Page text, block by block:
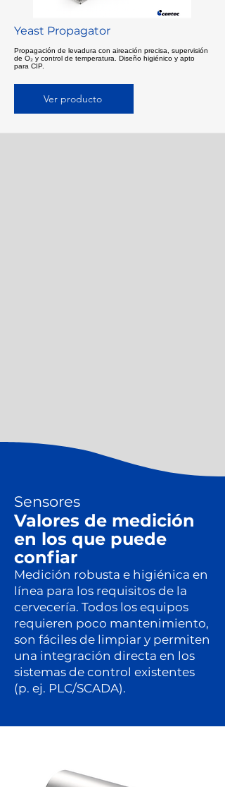
Yeast Propagator
Propagación de levadura con aireación precisa, supervisión
de O₂ y control de temperatura. Diseño higiénico y apto
para CIP.
Ver producto
Sensores
Valores de medición
en los que puede
confiar
Medición robusta e higiénica en
línea para los requisitos de la
cervecería. Todos los equipos
requieren poco mantenimiento,
son fáciles de limpiar y permiten
una integración directa en los
sistemas de control existentes
(p. ej. PLC/SCADA).